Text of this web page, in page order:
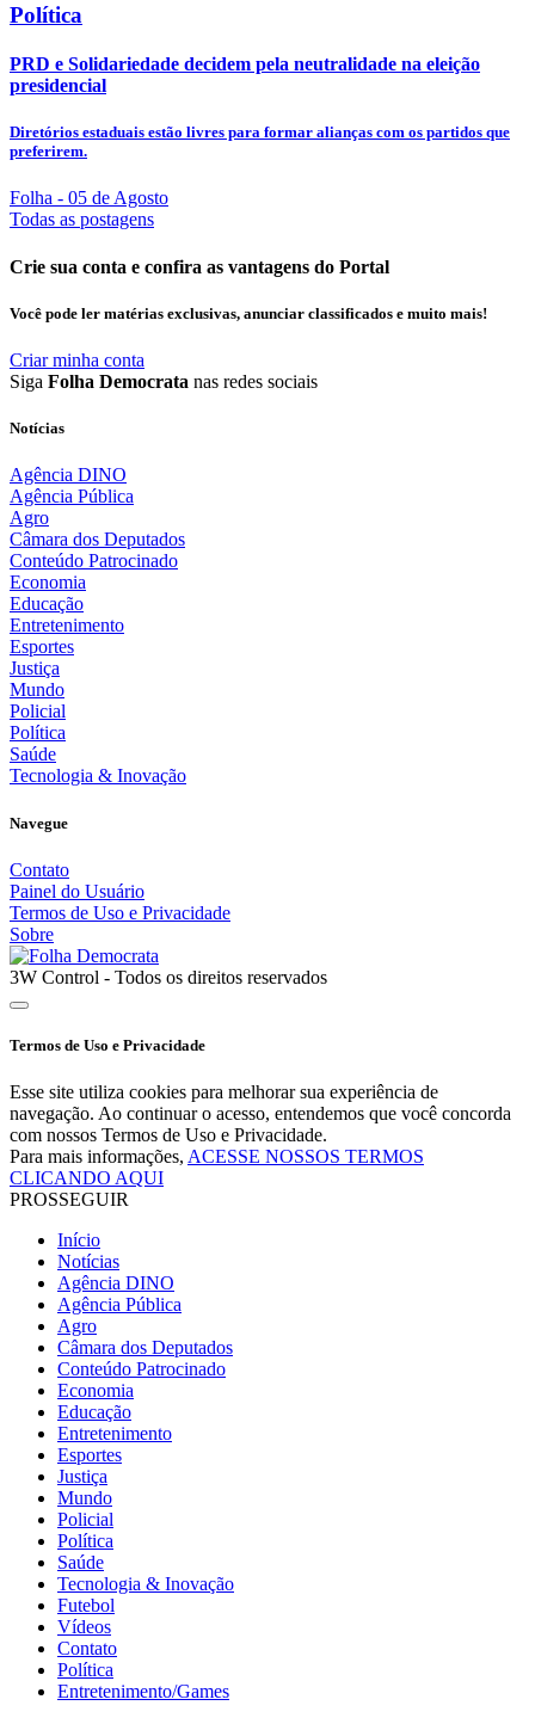
Política
PRD e Solidariedade decidem pela neutralidade na eleição
presidencial
Diretórios estaduais estão livres para formar alianças com os partidos que
preferirem.
Folha - 05 de Agosto
Todas as postagens
Crie sua conta e confira as vantagens do Portal
Você pode ler matérias exclusivas, anunciar classificados e muito mais!
Criar minha conta
Siga Folha Democrata nas redes sociais
Notícias
Agência DINO
Agência Pública
Agro
Câmara dos Deputados
Conteúdo Patrocinado
Economia
Educação
Entretenimento
Esportes
Justiça
Mundo
Policial
Política
Saúde
Tecnologia & Inovação
Navegue
Contato
Painel do Usuário
Termos de Uso e Privacidade
Sobre
3W Control - Todos os direitos reservados
Termos de Uso e Privacidade
Esse site utiliza cookies para melhorar sua experiência de
navegação. Ao continuar o acesso, entendemos que você concorda
com nossos Termos de Uso e Privacidade.
Para mais informações, ACESSE NOSSOS TERMOS
CLICANDO AQUI
PROSSEGUIR
Início
Notícias
Agência DINO
Agência Pública
Agro
Câmara dos Deputados
Conteúdo Patrocinado
Economia
Educação
Entretenimento
Esportes
Justiça
Mundo
Policial
Política
Saúde
Tecnologia & Inovação
Futebol
Vídeos
Contato
Política
Entretenimento/Games